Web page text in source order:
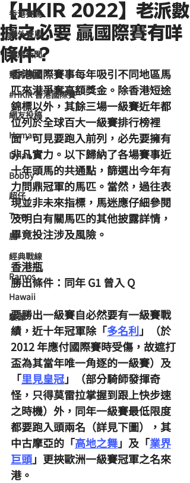
香港賽馬
海外賽馬
賽馬新聞
競馬磚提
#HKIR 香港國際賽
網友投稿
Homan
Dylan
Bobby
超仔
Tony
鹿
經典戰線
Ramos
Hawaii
駿源
【HKIR 2022】老派數
據之必要 贏國際賽有咩
條件？
香港國際賽事每年吸引不同地區馬
匹來港爭奪高額獎金。除香港短途
錦標以外，其餘三場一級賽近年都
位列於全球百大一級賽排行榜裡
面，可見要跑入前列，必先要擁有
非凡實力。以下歸納了各場賽事近
十年頭馬的共通點，篩選出今年有
力問鼎冠軍的馬匹。當然，過往表
現並非未來指標，馬迷應仔細參閱
及明白有關馬匹的其他披露詳情，
畢竟投注涉及風險。
香港瓶
勝出條件：同年 G1 曾入 Q
要勝出一級賽自必然要有一級賽戰
績，近十年冠軍除「多名利」（於
2012 年應付國際賽時受傷，故遮打
盃為其當年唯一角逐的一級賽）及
「里見皇冠」（部分騎師發揮奇
怪，只得莫雷拉掌握到跟上快步速
之時機）外，同年一級賽最低限度
都要跑入頭兩名（詳見下圖），其
中古摩亞的「高地之舞」及「業界
巨頭」更挾歐洲一級賽冠軍之名來
港。